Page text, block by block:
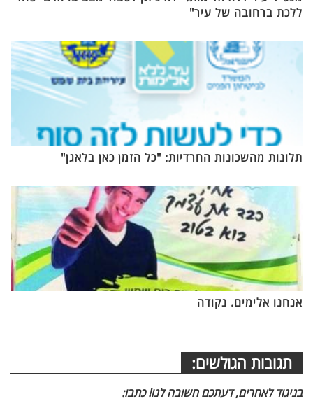
ללכת ברחובה של עיר"
תלונות מהשכונות החרדיות: "כל הזמן כאן בלאגן"
אנחנו אלימים. נקודה
תגובות הגולשים:
בניגוד לאחרים, דעתכם חשובה לנו! כתבו: